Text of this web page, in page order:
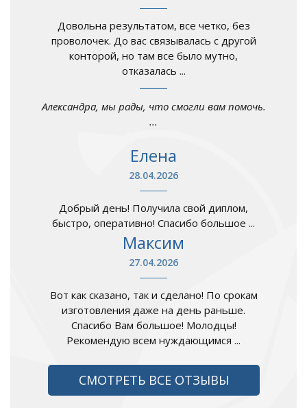
Довольна результатом, все четко, без
проволочек. До вас связывалась с другой
конторой, но там все было мутно,
отказалась ...
Александра, мы рады, что смогли вам помочь.
...
Елена
28.04.2026
Добрый день! Получила свой диплом,
быстро, оперативно! Спасибо большое ...
Максим
27.04.2026
Вот как сказано, так и сделано! По срокам
изготовления даже на день раньше.
Спасибо Вам большое! Молодцы!
Рекомендую всем нуждающимся ...
СМОТРЕТЬ ВСЕ ОТЗЫВЫ